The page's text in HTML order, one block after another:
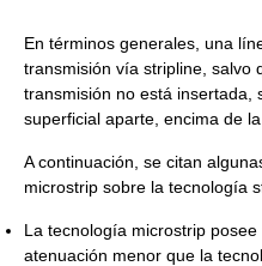
En términos generales, una
transmisión vía stripline, salvo
transmisión no está insertada,
superficial aparte, encima de
A continuación, se citan
microstrip sobre la tecnología
La tecnología microstrip
atenuación menor que la